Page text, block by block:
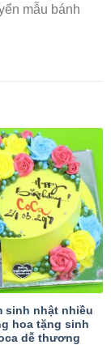
mẫu bánh
sinh nhật nhiều
hoa tặng sinh
dễ thương